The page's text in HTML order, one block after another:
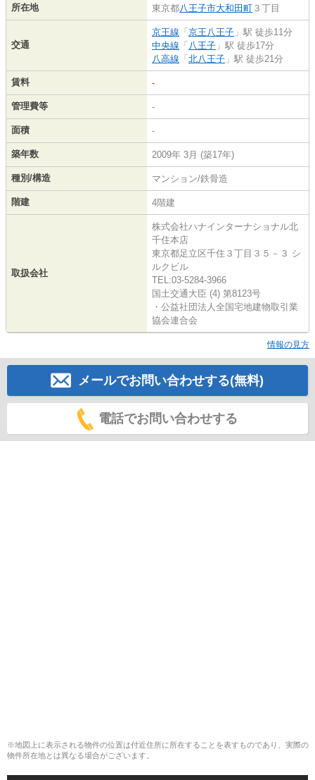
所在地 東京都八王子市大和田町 ３丁目
交通
京王線 「京王八王子 」駅 徒歩11分
中央線 「 八王子 」駅 徒歩17分
八高線 「北八王子 」駅 徒歩21分
賃料 -
管理費等 -
面積 -
築年数 2009年 3月 (築17年)
種別/構造 マンション/鉄骨造
階建 4階建
取扱会社
株式会社ハナインターナショナル北
千住本店
東京都足立区千住３丁目３５－３ シ
ルクビル
TEL:03-5284-3966
国土交通大臣 (4) 第8123号
・公益社団法人全国宅地建物取引業
協会連合会
情報の見方
メールでお問い合わせする(無料)
電話でお問い合わせする
※地図上に表示される物件の位置は付近住所に所在することを表すものであり、実際の
物件所在地とは異なる場合がございます。